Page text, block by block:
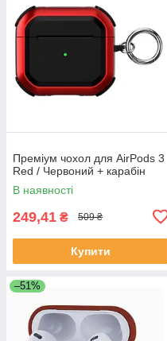
Преміум чохол для AirPods 3
Red / Червоний + карабін
В наявності
249,41 ₴ 509 ₴
Купити
–51%